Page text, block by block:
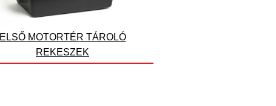
ELSŐ MOTORTÉR TÁROLÓ
REKESZEK